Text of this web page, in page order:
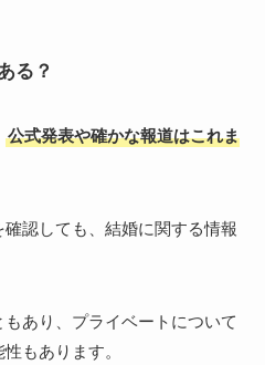
る？
公式発表や確かな報道はこれま
認しても、結婚に関する情報
あり、プライベートについて
もあります。